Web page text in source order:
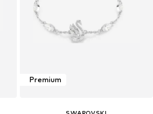
Premium